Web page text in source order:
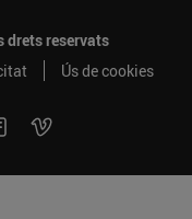
drets reservats
Ús de cookies